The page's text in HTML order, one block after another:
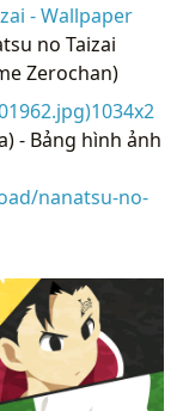
- Wallpaper
no Taizai
Zerochan)
- Bảng hình ảnh
nanatsu-no-